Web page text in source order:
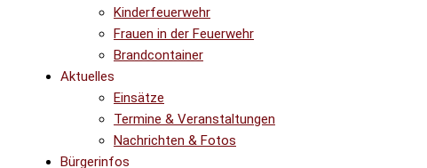
Kinderfeuerwehr
Frauen in der Feuerwehr
Brandcontainer
Aktuelles
Einsätze
Termine & Veranstaltungen
Nachrichten & Fotos
Bürgerinfos